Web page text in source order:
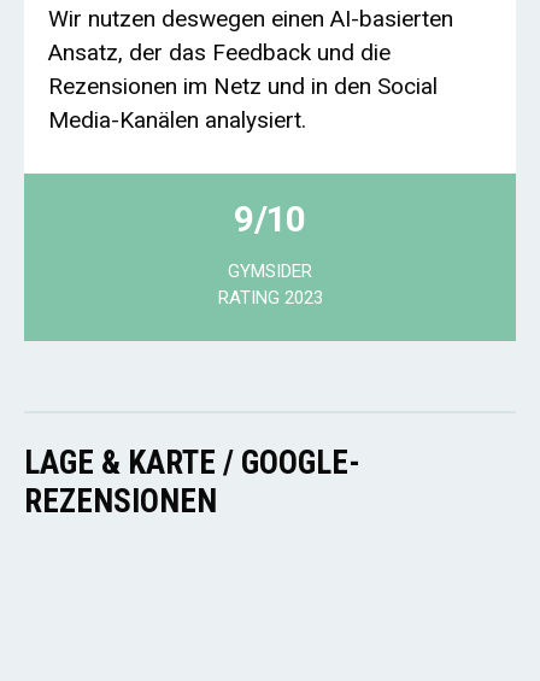
Wir nutzen deswegen einen AI-basierten
Ansatz, der das Feedback und die
Rezensionen im Netz und in den Social
Media-Kanälen analysiert.
9/10
GYMSIDER
RATING 2023
LAGE & KARTE / GOOGLE-
REZENSIONEN